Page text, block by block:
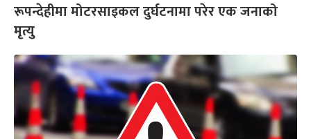
रूपन्देहीमा मोटरसाइकल दुर्घटनामा परेर एक जनाको
मृत्यु